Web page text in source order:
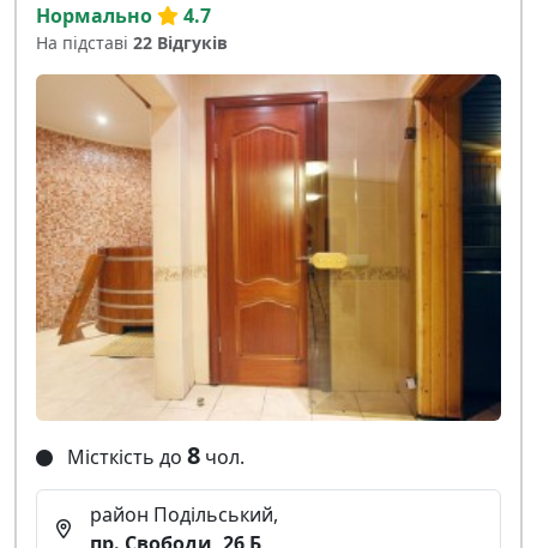
Нормально 4.7
На підставі 22 Відгуків
Місткість до 8 чол.
район Подільський,
пр. Свободи, 26 Б